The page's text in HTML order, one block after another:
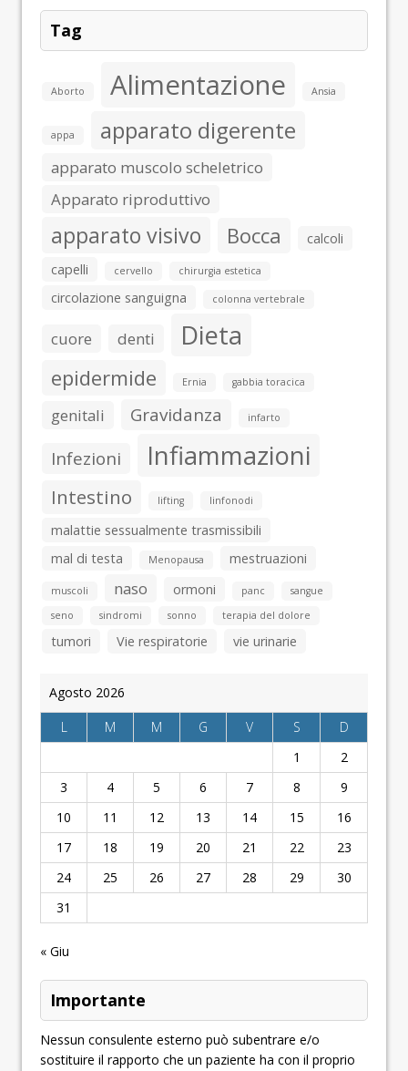
Tag
Aborto Alimentazione Ansia
appa apparato digerente
apparato muscolo scheletrico
Apparato riproduttivo
apparato visivo Bocca
calcoli
capelli
cervello chirurgia estetica
circolazione sanguigna colonna vertebrale
cuore denti Dieta
epidermide Ernia gabbia toracica
genitali Gravidanza infarto
Infezioni Infiammazioni
Intestino lifting linfonodi
malattie sessualmente trasmissibili
mal di testa
Menopausa mestruazioni
muscoli naso ormoni panc
sangue
seno
sindromi sonno terapia del dolore
tumori Vie respiratorie vie urinarie
Agosto 2026
L
M M G V S
D
1
2
3
4 5 6 7 8
9
10
11 12 13 14 15
16
17
18 19 20 21 22
23
24
25 26 27 28 29
30
31
« Giu
Importante
Nessun consulente esterno può subentrare e/o
sostituire il rapporto che un paziente ha con il proprio